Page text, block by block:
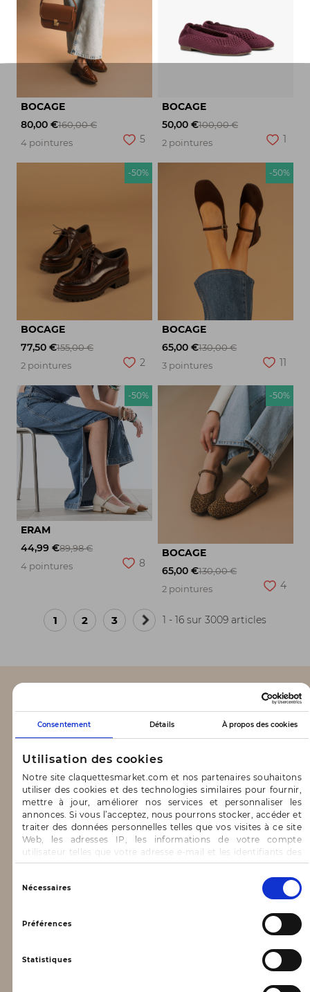
Consentement Détails À propos des cookies
Utilisation des cookies
Notre site claquettesmarket.com et nos partenaires souhaitons
utiliser des cookies et des technologies similaires pour fournir,
mettre à jour, améliorer nos services et personnaliser les
annonces. Si vous l’acceptez, nous pourrons stocker, accéder et
traiter des données personnelles telles que vos visites à ce site
Web, les adresses IP, les informations de votre compte
utilisateur telles que votre adresse e-mail et les identifiants des
cookies.
Vous avez le choix d’« Accepter » pour consentir à ces
utilisations, de « Refuser » pour vous y opposer ou
de sélectionner vos préférences concernant chaque catégorie
de cookie en cliquant sur « Valider la sélection » pour valider vos
options. Vous pouvez à tout moment modifier vos préférences
Nécessaires
Préférences
Statistiques
BOCAGE
80,00 €160,00 €
4 pointures
5
BOCAGE
50,00 €100,00 €
2 pointures
1
-50%
BOCAGE
77,50 €155,00 €
2 pointures
2
-50%
BOCAGE
65,00 €130,00 €
3 pointures
11
-50%
ERAM
44,99 €89,98 €
4 pointures
8
-50%
BOCAGE
65,00 €130,00 €
2 pointures
4
1 2 3
Page
1 - 16 sur 3009 articles
CLAQUETTES MARKET
Blog
CONTACT & AIDE
FAQ
Nous contacter
INFORMATIONS
Mentions légales
Données personnelles, vie privée